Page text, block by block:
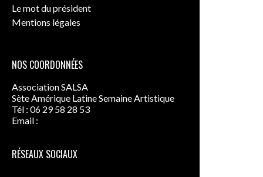
Le mot du président
Mentions légales
NOS COORDONNÉES
Association SALSA
Sète Amérique Latine Semaine Artistique
Tél : 06 29 58 28 53
Email :
RÉSEAUX SOCIAUX